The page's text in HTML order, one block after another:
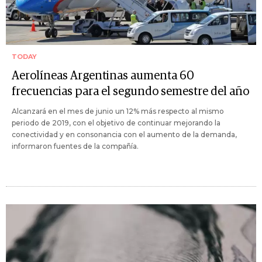
TODAY
Aerolíneas Argentinas aumenta 60
frecuencias para el segundo semestre del año
Alcanzará en el mes de junio un 12% más respecto al mismo
periodo de 2019, con el objetivo de continuar mejorando la
conectividad y en consonancia con el aumento de la demanda,
informaron fuentes de la compañía.